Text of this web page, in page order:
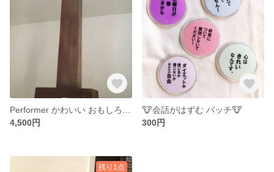
4,500円
🐮会話がはずむ バッチ🐮
300円
残り1点